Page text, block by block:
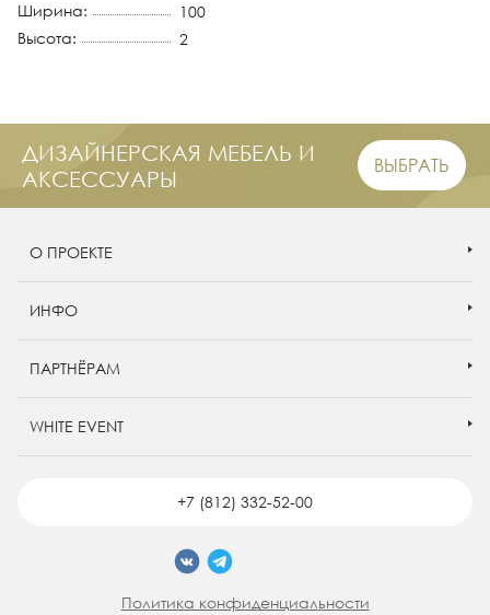
Ширина:
100
Высота:
2
ДИЗАЙНЕРСКАЯ МЕБЕЛЬ И
АКСЕССУАРЫ
ВЫБРАТЬ
О ПРОЕКТЕ
ИНФО
ПАРТНЁРАМ
WHITE EVENT
+7 (812) 332-52-00
Политика конфиденциальности